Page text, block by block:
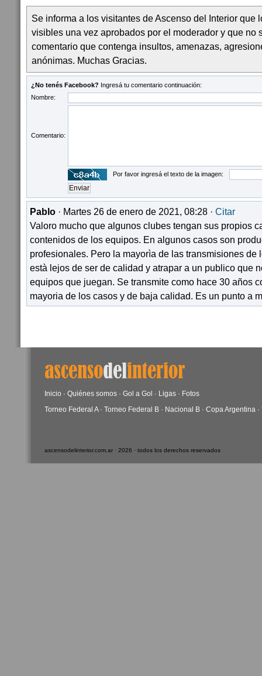
Se informa a los visitantes de Ascenso del Interior que
visibles una vez aprobados por el moderador y que no
comentario que contenga insultos, amenazas,
anónimas. Muchas Gracias.
¿No tenés Facebook? Ingresá tu comentario continuación:
Nombre:
Comentario:
Por favor ingresá el texto de la imagen:
Pablo · Martes 26 de enero de 2021, 08:28 · Citar
Valoro mucho que algunos clubes tengan sus propios
contenidos de los equipos. En algunos casos son
profesionales. Pero la mayorìa de las transmisiones de
està lejos de ser de calidad y atrapar a un publico que
equipos que juegan. Se transmite como hace 30 años
mayoria de los casos y de baja calidad. Es un punto a
Inicio · Quiénes somos · Gol a Gol · Ligas · Fotos
Torneo Federal A· Torneo Federal B · Nacional B · Copa Argentina ·
ascensodelinterior.com.ar · 2026 · todos los derechos reservados